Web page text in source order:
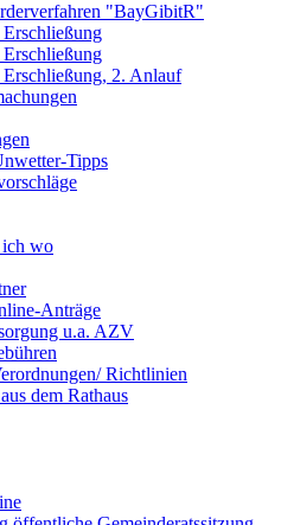
"BayGibitR"
2. Anlauf
Tipps
ich wo
Anträge
u.a. AZV
Richtlinien
dem Rathaus